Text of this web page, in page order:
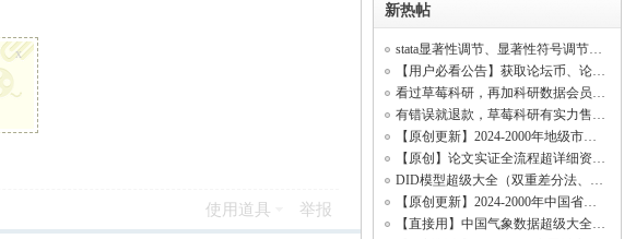
x
使用道具 举报
新热帖